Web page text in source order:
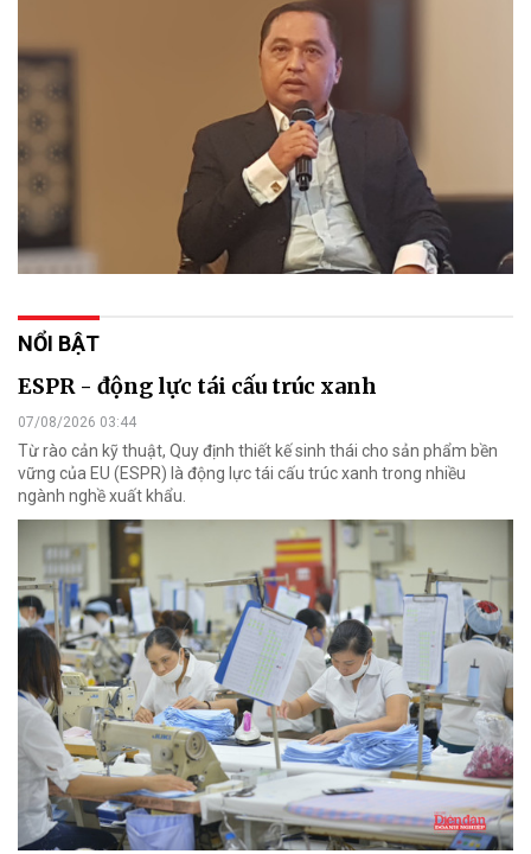
NỔI BẬT
ESPR - động lực tái cấu trúc xanh
07/08/2026 03:44
Từ rào cản kỹ thuật, Quy định thiết kế sinh thái cho sản phẩm bền
vững của EU (ESPR) là động lực tái cấu trúc xanh trong nhiều
ngành nghề xuất khẩu.